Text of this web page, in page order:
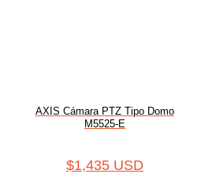
AXIS Cámara PTZ Tipo Domo
M5525-E
$1,435 USD